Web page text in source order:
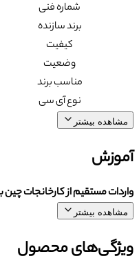
شماره فنی
برند سازنده
کیفیت
وضعیت
مناسب برند
نوع آی سی
مشاهده بیشتر
آموزش
واردات مستقیم از کارخانجات چین
مشاهده بیشتر
ویژگی‌های محصول